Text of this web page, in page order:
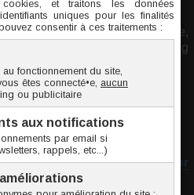
arcade, piercing cartilage,
piercing nombril, piercing
téton.
:Prendre les mesures pour